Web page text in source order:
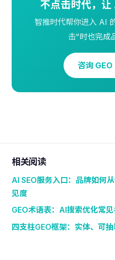
不点击时代，让
智推时代帮你进入 AI
击"时也完成
咨询
相关阅读
AI SEO服务入口：品牌如何
见度
GEO术语表：AI搜索优化常
四支柱GEO框架：实体、可